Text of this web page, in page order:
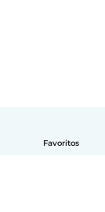
Favoritos